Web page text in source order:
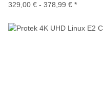
329,00 € - 378,99 € *